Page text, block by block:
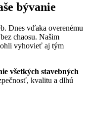
bývanie
Dnes vďaka overenému
chaosu. Našim
vyhovieť aj tým
všetkých stavebných
kvalitu a dlhú